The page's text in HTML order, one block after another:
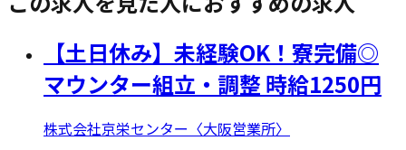
【土日休み】未経験OK！寮完備◎
マウンター組立・調整 時給1250円
株式会社京栄センター〈大阪営業所〉